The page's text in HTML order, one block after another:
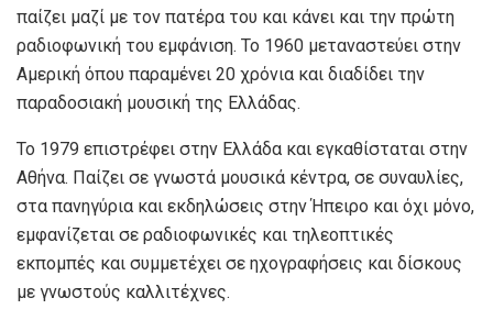
παίζει μαζί με τον πατέρα του και κάνει και την πρώτη
ραδιοφωνική του εμφάνιση. Το 1960 μεταναστεύει στην
Αμερική όπου παραμένει 20 χρόνια και διαδίδει την
παραδοσιακή μουσική της Ελλάδας.
Το 1979 επιστρέφει στην Ελλάδα και εγκαθίσταται στην
Αθήνα. Παίζει σε γνωστά μουσικά κέντρα, σε συναυλίες,
στα πανηγύρια και εκδηλώσεις στην Ήπειρο και όχι μόνο,
εμφανίζεται σε ραδιοφωνικές και τηλεοπτικές
εκπομπές και συμμετέχει σε ηχογραφήσεις και δίσκους
με γνωστούς καλλιτέχνες.